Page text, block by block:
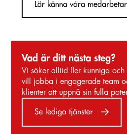
Lär känna våra
Vad är ditt nästa steg?
Vi söker alltid fler kunniga och
vill jobba i engagerade team
klienter att uppnå sin fulla
Se lediga tjänster